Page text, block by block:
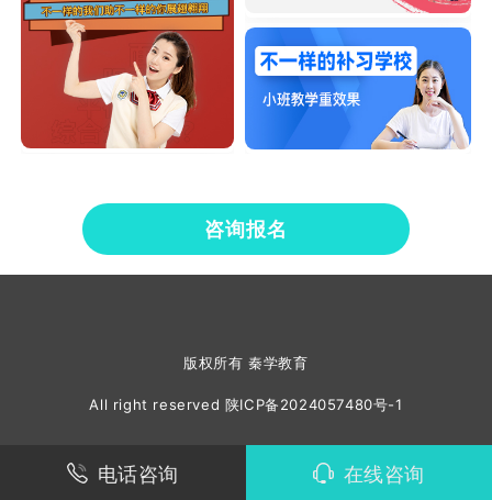
咨询报名
版权所有 秦学教育
All right reserved 陕ICP备2024057480号-1
电话咨询 在线咨询